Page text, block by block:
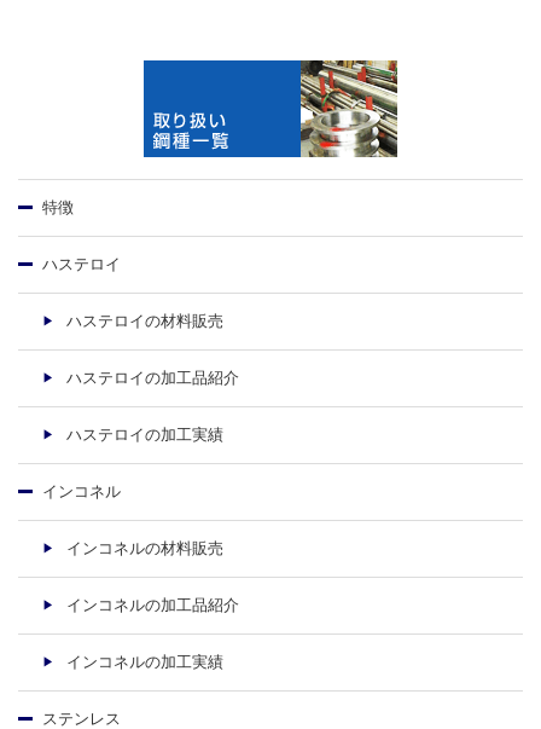
特徴
ハステロイ
ハステロイの材料販売
ハステロイの加工品紹介
ハステロイの加工実績
インコネル
インコネルの材料販売
インコネルの加工品紹介
インコネルの加工実績
ステンレス